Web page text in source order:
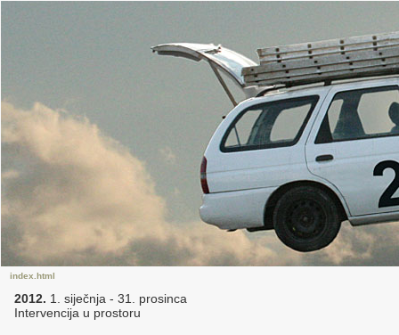
index.html
2012. 1. siječnja - 31. prosinca
Intervencija u prostoru